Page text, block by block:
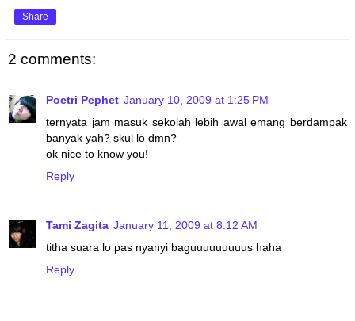
Share
2 comments:
Poetri Pephet January 10, 2009 at 1:25 PM
ternyata jam masuk sekolah lebih awal emang berdampak
banyak yah? skul lo dmn?
ok nice to know you!
Reply
Tami Zagita January 11, 2009 at 8:12 AM
titha suara lo pas nyanyi baguuuuuuuuus haha
Reply